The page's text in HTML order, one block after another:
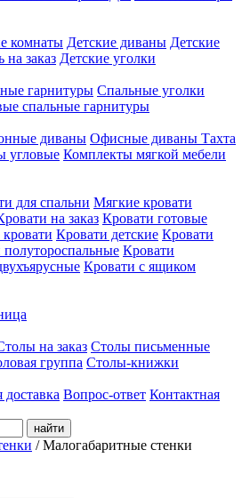
комнаты Детские диваны Детские
на заказ Детские уголки
гарнитуры Спальные уголки
спальные гарнитуры
диваны Офисные диваны Тахта
угловые Комплекты мягкой мебели
для спальни Мягкие кровати
на заказ Кровати готовые
Кровати детские Кровати
полутороспальные Кровати
Кровати с ящиком
на заказ Столы письменные
группа Столы-книжки
доставка Вопрос-ответ Контактная
найти
/Малогабаритные стенки